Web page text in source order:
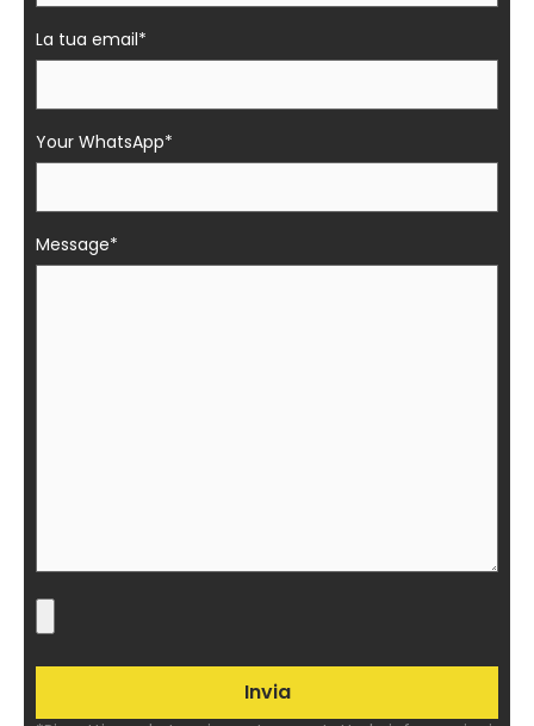
La tua email*
Your WhatsApp*
Message*